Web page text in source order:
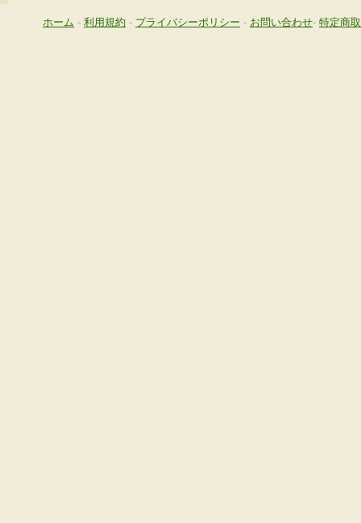
ホーム - 利用規約 - プライバシーポリシー - お問い合わせ- 特定商